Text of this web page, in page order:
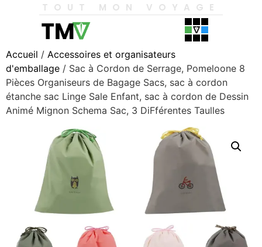
TOUT MON VOYAGE
Accueil / Accessoires et organisateurs
d'emballage / Sac à Cordon de Serrage, Pomeloone 8
Pièces Organiseurs de Bagage Sacs, sac à cordon
étanche sac Linge Sale Enfant, sac à cordon de Dessin
Animé Mignon Schema Sac, 3 DiFférentes Taulles